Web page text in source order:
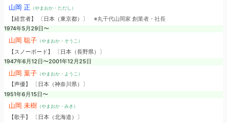
山岡 正 （やまおか・ただし）
【経営者】 〔日本（東京都）〕 ※丸千代山岡家 創業者・社長
1974年5月29日〜
山岡 聡子（やまおか・そうこ）
【スノーボード】 〔日本（長野県）〕
1947年6月12日〜2001年12月25日
山岡 葉子（やまおか・ようこ）
【声優】 〔日本（神奈川県）〕
1951年6月15日〜
山岡 未樹（やまおか・みき）
【歌手】 〔日本（北海道）〕